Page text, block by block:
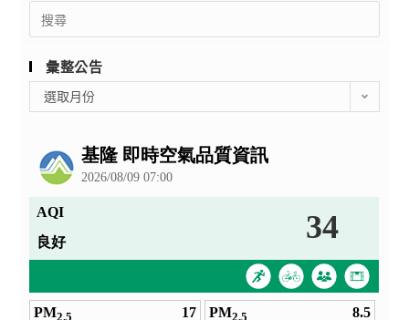
Search
for:
彙整公告
整
選取月份